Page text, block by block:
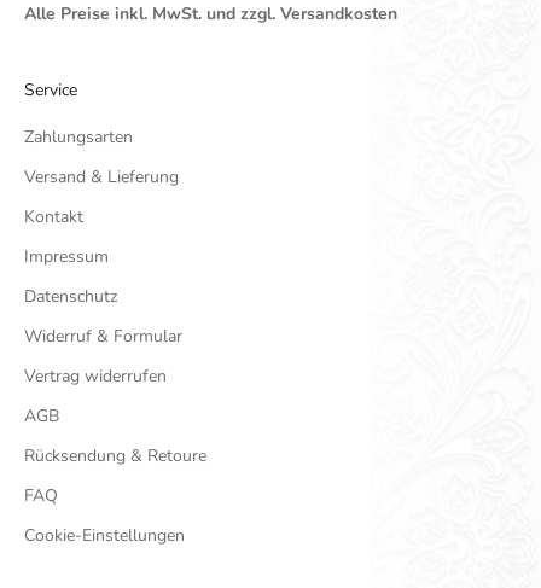
Alle Preise inkl. MwSt. und zzgl. Versandkosten
Service
Zahlungsarten
Versand & Lieferung
Kontakt
Impressum
Datenschutz
Widerruf & Formular
Vertrag widerrufen
AGB
Rücksendung & Retoure
FAQ
Cookie-Einstellungen